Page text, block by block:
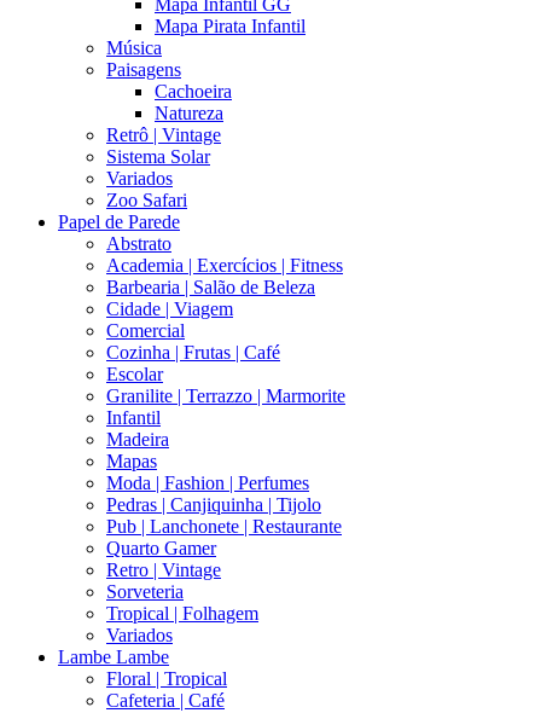
Mapa Pirata Infantil
Música
Paisagens
Cachoeira
Natureza
Retrô | Vintage
Sistema Solar
Variados
Zoo Safari
Papel de Parede
Abstrato
Academia | Exercícios | Fitness
Barbearia | Salão de Beleza
Cidade | Viagem
Comercial
Cozinha | Frutas | Café
Escolar
Granilite | Terrazzo | Marmorite
Infantil
Madeira
Mapas
Moda | Fashion | Perfumes
Pedras | Canjiquinha | Tijolo
Pub | Lanchonete | Restaurante
Quarto Gamer
Retro | Vintage
Sorveteria
Tropical | Folhagem
Variados
Lambe Lambe
Floral | Tropical
Cafeteria | Café